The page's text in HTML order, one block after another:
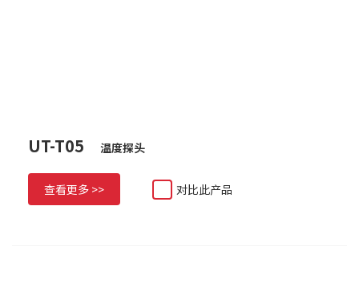
UT-T05 温度探头
查看更多 >> 对比此产品